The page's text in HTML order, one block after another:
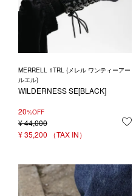
MERRELL 1TRL (メレル ワンティーアー
ルエル)
WILDERNESS SE[BLACK]
20%OFF
¥44,000
¥35,200